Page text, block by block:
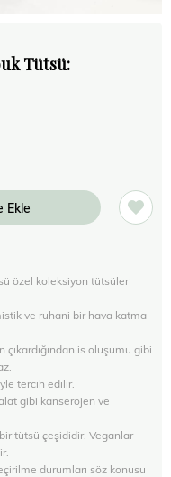
Tütsü:
özel koleksiyon tütsüler
ve ruhani bir hava katma
çıkardığından is oluşumu gibi
tercih edilir.
gibi kanserojen ve
tütsü çeşididir. Veganlar
durumları söz konusu